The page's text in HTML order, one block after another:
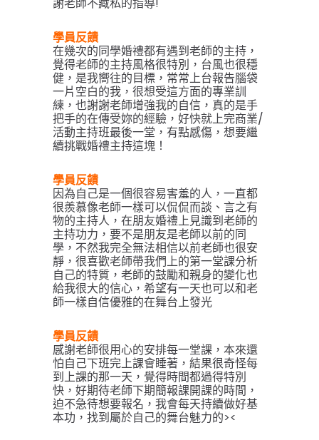
學員反饋
在幾次的同學婚禮都有遇到老師的主持，
覺得老師的主持風格很特別，台風也很穩
健，是我嚮往的目標，常常上台報告腦袋
一片空白的我，很想受這方面的專業訓
練，也謝謝老師增強我的自信，真的是手
把手的在傳受妳的經驗，好快就上完商業/
活動主持班最後一堂，有點感傷，想要繼
續挑戰婚禮主持這塊！
學員反饋
因為自己是一個很容易害羞的人，一直都
很羨慕像老師一樣可以侃侃而談、言之有
物的主持人，在朋友婚禮上見識到老師的
主持功力，要不是朋友是老師以前的同
學，不然我完全無法相信以前老師也很安
靜，很喜歡老師帶我們上的第一堂課分析
自己的特質，老師的鼓勵和親身的變化也
給我很大的信心，希望有一天也可以和老
師一樣自信優雅的在舞台上發光
學員反饋
感謝老師很用心的安排每一堂課，本來還
怕自己下班完上課會睡著，結果很奇怪每
到上課的那一天，覺得時間都過得特別
快，好期待老師下期簡報課開課的時間，
迫不急待想要報名，我會每天持續做好基
本功，找到屬於自己的舞台魅力的><